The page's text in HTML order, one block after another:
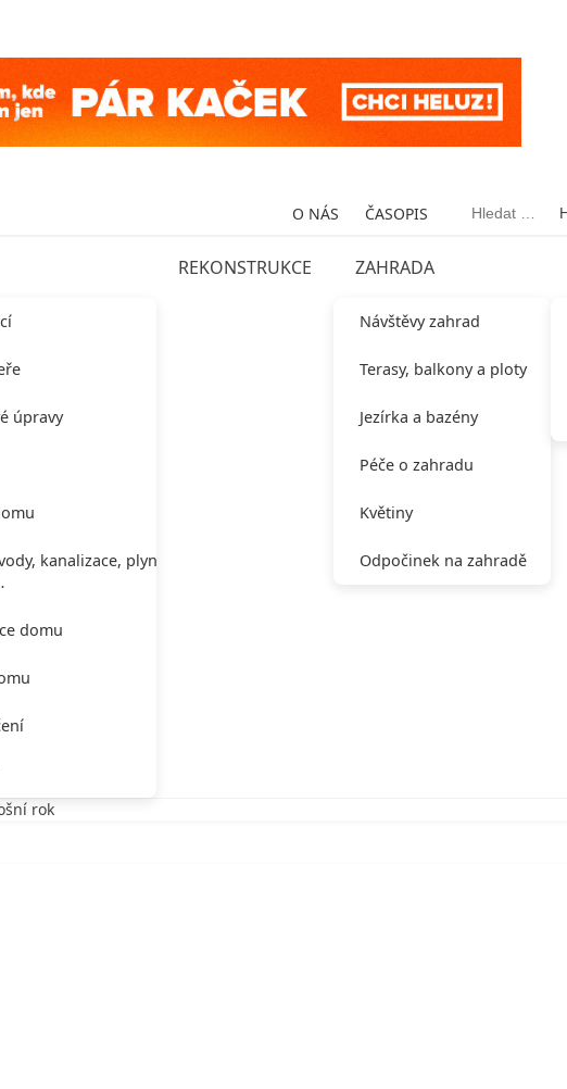
O NÁS ČASOPIS Vyhledávání
úpravy
kanalizace, plynu,
domu
REKONSTRUKCE ZAHRADA
Návštěvy zahrad
Terasy, balkony a ploty
Jezírka a bazény
Péče o zahradu
Květiny
Odpočinek na zahradě
rok